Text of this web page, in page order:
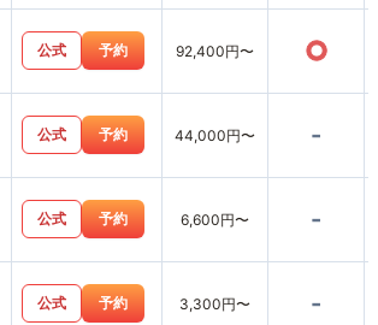
公式 予約 92,400円〜 ○
公式 予約 44,000円〜 -
公式 予約 6,600円〜 -
公式 予約 3,300円〜 -